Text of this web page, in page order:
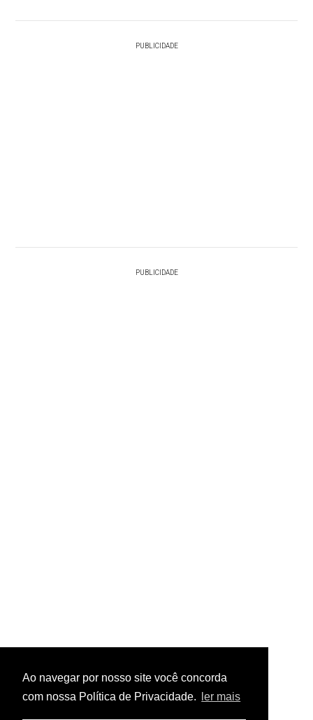
Ao navegar por nosso site você concorda
com nossa Política de Privacidade.
ler mais
PUBLICIDADE
PUBLICIDADE